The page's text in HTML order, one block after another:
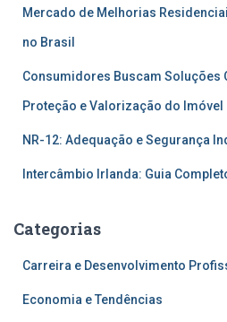
Mercado de Melhorias
no Brasil
Consumidores Buscam Soluções
Proteção e Valorização do Imóvel
NR-12: Adequação e Segurança
Intercâmbio Irlanda: Guia
Categorias
Carreira e Desenvolvimento
Economia e Tendências